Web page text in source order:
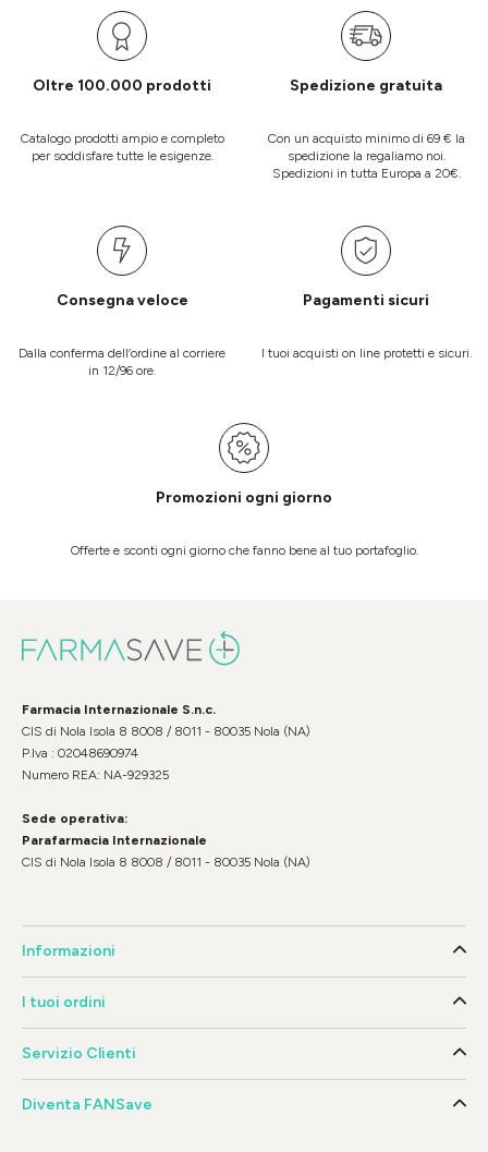
Oltre 100.000 prodotti
Catalogo prodotti ampio e completo
per soddisfare tutte le esigenze.
Spedizione gratuita
Con un acquisto minimo di 69 € la
spedizione la regaliamo noi.
Spedizioni in tutta Europa a 20€.
Consegna veloce
Dalla conferma dell’ordine al corriere
in 12/96 ore.
Pagamenti sicuri
I tuoi acquisti on line protetti e sicuri.
Promozioni ogni giorno
Offerte e sconti ogni giorno che fanno bene al tuo portafoglio.
Farmacia Internazionale S.n.c.
CIS di Nola Isola 8 8008 / 8011 - 80035 Nola (NA)
P.Iva : 02048690974
Numero REA: NA-929325
Sede operativa:
Parafarmacia Internazionale
CIS di Nola Isola 8 8008 / 8011 - 80035 Nola (NA)
Informazioni
I tuoi ordini
Servizio Clienti
Diventa FANSave